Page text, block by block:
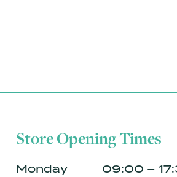
Store Opening Times
Monday
09:00 –